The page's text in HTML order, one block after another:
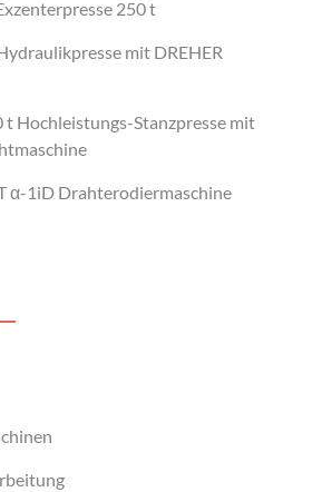
250 t
mit DREHER
t Hochleistungs-Stanzpresse mit
α-1iD Drahterodiermaschine